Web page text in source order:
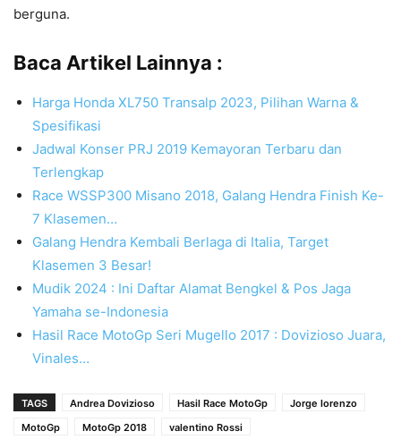
berguna.
Baca Artikel Lainnya :
Harga Honda XL750 Transalp 2023, Pilihan Warna &
Spesifikasi
Jadwal Konser PRJ 2019 Kemayoran Terbaru dan
Terlengkap
Race WSSP300 Misano 2018, Galang Hendra Finish Ke-
7 Klasemen…
Galang Hendra Kembali Berlaga di Italia, Target
Klasemen 3 Besar!
Mudik 2024 : Ini Daftar Alamat Bengkel & Pos Jaga
Yamaha se-Indonesia
Hasil Race MotoGp Seri Mugello 2017 : Dovizioso Juara,
Vinales…
TAGS Andrea Dovizioso Hasil Race MotoGp
Jorge lorenzo
MotoGp
MotoGp 2018 valentino Rossi